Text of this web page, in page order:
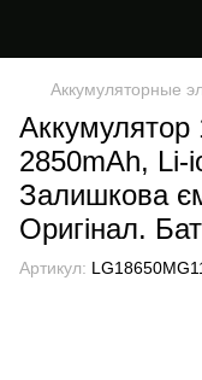
Аккумуляторные
2850mAh, Li-
Залишкова
Оригінал.
Артикул: